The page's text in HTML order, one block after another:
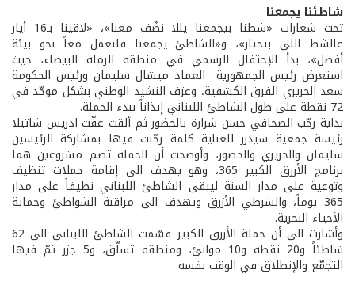
شاطئنا يجمعنا
تحت شعارات «شطنا بيجمعنا يللا نضّف معنا»، «لاقينا بـ16 أيار
عالشط اللي بتختار»، و«الشاطئ يجمعنا فلنعمل معاً نحو بيئة
أفضل»، بدأ الإحتفال الرسمي في منطقة الرملة البيضاء، حيث
استعرض رئيس الجمهورية العماد ميشال سليمان ورئيس الحكومة
سعد الحريري الفرق الكشفية، وعزف النشيد الوطني بشكل موحّد في
72 نقطة على طول الشاطئ اللبناني إيذاناً ببدء الحملة.
بداية رحّب الصحافي حسن شرارة بالحضور ثم ألقت عفّت ادريس شاتيلا
رئيسة جمعية سيدرز للعناية كلمة رحّبت فيها بمشاركة الرئيسين
سليمان والحريري والحضور، وأوضحت أن الحملة تضم مشروعين هما
برنامج الأزرق الكبير 365، وهو يهدف الى إقامة حملات تنظيف
وتوعية على مدار السنة ليبقى الشاطئ اللبناني نظيفاً على مدار
365 يوماً، والشرطي الأزرق ويهدف الى مراقبة الشواطئ وحماية
الأحياء البحرية.
وأشارت الى أن حملة الأزرق الكبير قسّمت الشاطئ اللبناني الى 62
شاطئاً و20 نقطة و10 موانئ، ومنطقة تسلّق، و5 جزر تمّ فيها
التجمّع والإنطلاق في الوقت نفسه.